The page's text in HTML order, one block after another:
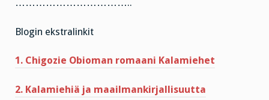
……………………………..
Blogin ekstralinkit
1. Chigozie Obioman romaani Kalamiehet
2. Kalamiehiä ja maailmankirjallisuutta